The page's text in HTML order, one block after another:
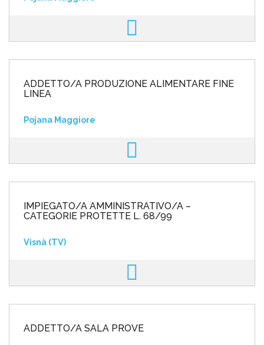
ADDETTO/A PRODUZIONE ALIMENTARE FINE
LINEA
Pojana Maggiore
IMPIEGATO/A AMMINISTRATIVO/A –
CATEGORIE PROTETTE L. 68/99
Visnà (TV)
ADDETTO/A SALA PROVE